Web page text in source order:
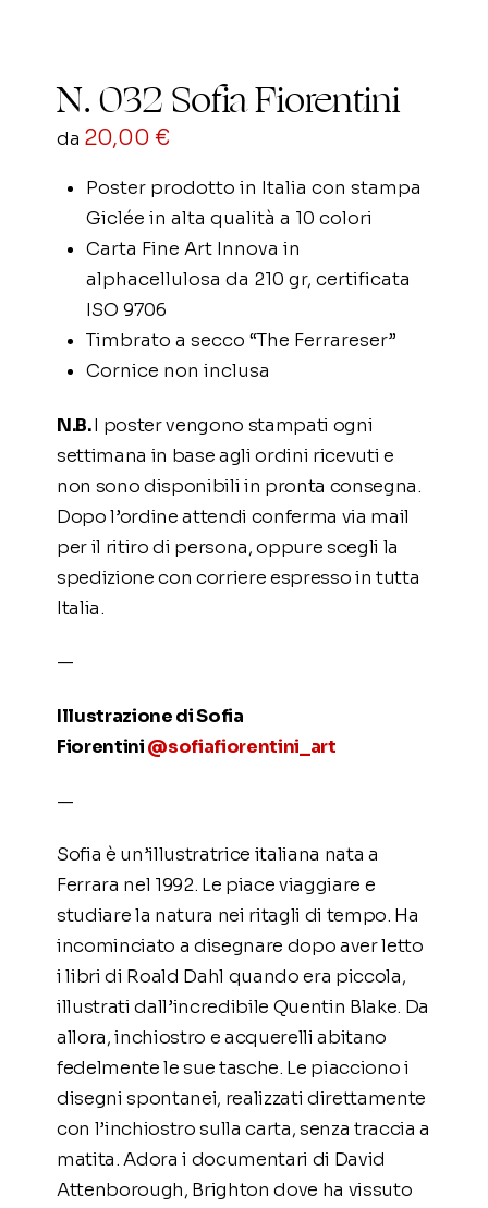
N. 032 Sofia Fiorentini
da 20,00 €
Poster prodotto in Italia con stampa
Giclée in alta qualità a 10 colori
Carta Fine Art Innova in
alphacellulosa da 210 gr, certificata
ISO 9706
Timbrato a secco “The Ferrareser”
Cornice non inclusa
N.B.I poster vengono stampati ogni
settimana in base agli ordini ricevuti e
non sono disponibili in pronta consegna.
Dopo l’ordine attendi conferma via mail
per il ritiro di persona, oppure scegli la
spedizione con corriere espresso in tutta
Italia.
—
Illustrazione di Sofia
Fiorentini@sofiafiorentini_art
—
Sofia è un’illustratrice italiana nata a
Ferrara nel 1992. Le piace viaggiare e
studiare la natura nei ritagli di tempo. Ha
incominciato a disegnare dopo aver letto
i libri di Roald Dahl quando era piccola,
illustrati dall’incredibile Quentin Blake. Da
allora, inchiostro e acquerelli abitano
fedelmente le sue tasche. Le piacciono i
disegni spontanei, realizzati direttamente
con l’inchiostro sulla carta, senza traccia a
matita. Adora i documentari di David
Attenborough, Brighton dove ha vissuto